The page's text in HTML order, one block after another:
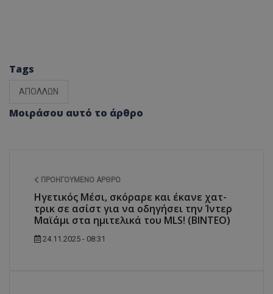
Tags
ΑΠΟΛΛΩΝ
Μοιράσου αυτό το άρθρο
ΠΡΟΗΓΟΎΜΕΝΟ ΆΡΘΡΟ
Ηγετικός Μέσι, σκόραρε και έκανε χατ-
τρικ σε ασίστ για να οδηγήσει την Ίντερ
Μαϊάμι στα ημιτελικά του MLS! (ΒΙΝΤΕΟ)
24.11.2025 - 08:31